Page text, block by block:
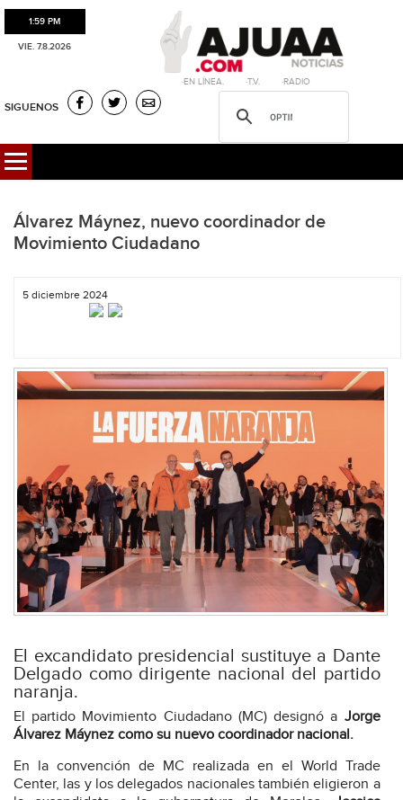
1:59 PM
VIE. 7.8.2026
·EN LÍNEA. ·T.V. ·RADIO
SIGUENOS
Álvarez Máynez, nuevo coordinador de
Movimiento Ciudadano
5 diciembre 2024
El excandidato presidencial sustituye a Dante
Delgado como dirigente nacional del partido
naranja.
El partido Movimiento Ciudadano (MC) designó a Jorge
Álvarez Máynez como su nuevo coordinador nacional.
En la convención de MC realizada en el World Trade
Center, las y los delegados nacionales también eligieron a